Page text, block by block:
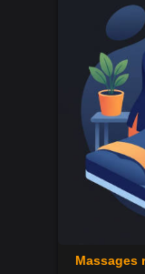
Massages